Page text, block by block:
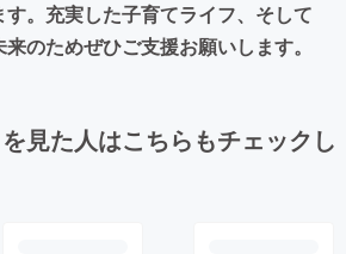
。充実した子育てライフ、そして
のためぜひご支援お願いします。
見た人はこちらもチェックし